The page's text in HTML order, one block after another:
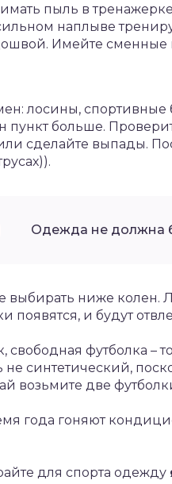
пыль в
наплыве
Имейте сменные
лосины,
пункт больше.
сделайте выпады.
Одежда не должна
ниже колен.
появятся, и будут
свободная футболка –
синтетический,
возьмите две
года гоняют
для спорта одежду